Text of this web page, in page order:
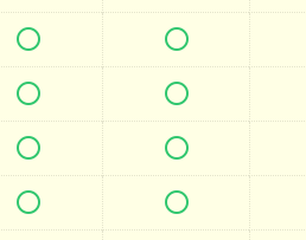
 
 
 
 